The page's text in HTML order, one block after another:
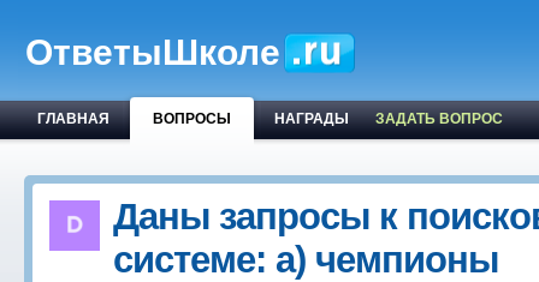
ОтветыШколе
ГЛАВНАЯ ВОПРОСЫ НАГРАДЫ ЗАДАТЬ ВОПРОС
Даны запросы к
системе: a) чемпионы